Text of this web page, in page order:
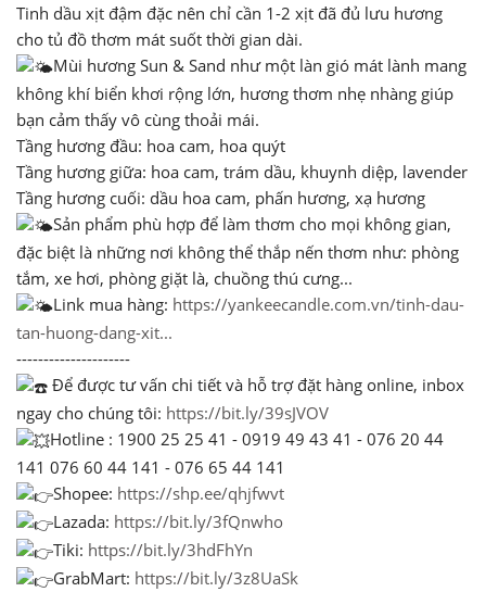
Tinh dầu xịt đậm đặc nên chỉ cần 1-2 xịt đã đủ lưu hương
cho tủ đồ thơm mát suốt thời gian dài.
Mùi hương Sun & Sand như một làn gió mát lành mang
không khí biển khơi rộng lớn, hương thơm nhẹ nhàng giúp
bạn cảm thấy vô cùng thoải mái.
Tầng hương đầu: hoa cam, hoa quýt
Tầng hương giữa: hoa cam, trám dầu, khuynh diệp, lavender
Tầng hương cuối: dầu hoa cam, phấn hương, xạ hương
Sản phẩm phù hợp để làm thơm cho mọi không gian,
đặc biệt là những nơi không thể thắp nến thơm như: phòng
tắm, xe hơi, phòng giặt là, chuồng thú cưng...
Link mua hàng: https://yankeecandle.com.vn/tinh-dau-
tan-huong-dang-xit...
---------------------
Để được tư vấn chi tiết và hỗ trợ đặt hàng online, inbox
ngay cho chúng tôi: https://bit.ly/39sJVOV
Hotline : 1900 25 25 41 - 0919 49 43 41 - 076 20 44
141 076 60 44 141 - 076 65 44 141
Shopee: https://shp.ee/qhjfwvt
Lazada: https://bit.ly/3fQnwho
Tiki: https://bit.ly/3hdFhYn
GrabMart: https://bit.ly/3z8UaSk